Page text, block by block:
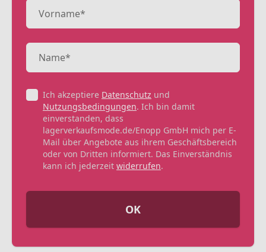
Ich akzeptiere Datenschutz und
Nutzungsbedingungen. Ich bin damit
einverstanden, dass
lagerverkaufsmode.de/Enopp GmbH mich per E-
Mail über Angebote aus ihrem Geschäftsbereich
oder von Dritten informiert. Das Einverständnis
kann ich jederzeit widerrufen.
OK